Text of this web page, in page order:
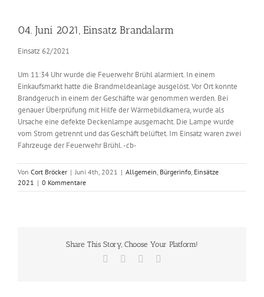
Bild
04. Juni 2021, Einsatz Brandalarm
Einsatz 62/2021
Um 11:34 Uhr wurde die Feuerwehr Brühl alarmiert. In einem
Einkaufsmarkt hatte die Brandmeldeanlage ausgelöst. Vor Ort konnte
Brandgeruch in einem der Geschäfte war genommen werden. Bei
genauer Überprüfung mit Hilfe der Wärmebildkamera, wurde als
Ursache eine defekte Deckenlampe ausgemacht. Die Lampe wurde
vom Strom getrennt und das Geschäft belüftet. Im Einsatz waren zwei
Fahrzeuge der Feuerwehr Brühl. -cb-
Von Cort Bröcker | Juni 4th, 2021 | Allgemein, Bürgerinfo, Einsätze
2021 | 0 Kommentare
Share This Story, Choose Your Platform!
Facebook